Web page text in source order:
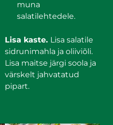
muna
salatilehtedele.
Lisa kaste. Lisa salatile
sidrunimahla ja oliiviõli.
Lisa maitse järgi soola ja
värskelt jahvatatud
pipart.